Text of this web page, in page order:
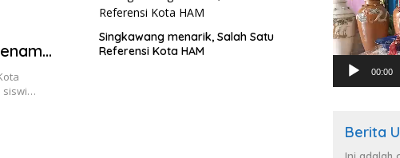
siswi…
Singkawang menarik, Salah Satu
Referensi Kota HAM
00:00
Berita